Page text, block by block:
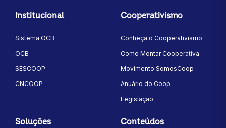
Instagram
YoutubeTwitter/X
Facebook
Institucional
Sistema OCB
OCB
SESCOOP
CNCOOP
Cooperativismo
Conheça o Cooperativismo
Como Montar Cooperativa
Movimento SomosCoop
Anuário do Coop
Legislação
Soluções Conteúdos